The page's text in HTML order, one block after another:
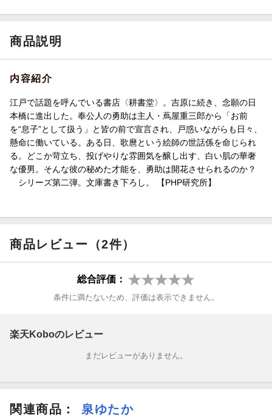
商品説明
内容紹介
江戸で話題を呼んでいる書店〈耕書堂〉。吉原に続き、念願の日
本橋に進出した。奉公人の勇助は主人・蔦屋重三郎から「お前
を“息子”として扱う」と皆の前で宣言され、戸惑いながらも日々、
懸命に働いている。ある日、歌麿という絵師の世話係を命じられ
る。どこか苛立ち、投げやりな雰囲気を醸し出す、白い肌の華奢
な優男。そんな彼の秘めた才能を、勇助は開花させられるのか？
シリーズ第二弾。文庫書き下ろし。 【PHP研究所】
商品レビュー（2件）
総合評価：
条件に満たないため、評価は表示できません。
楽天Koboのレビュー
まだレビューがありません。
関連商品 ： 泉ゆたか